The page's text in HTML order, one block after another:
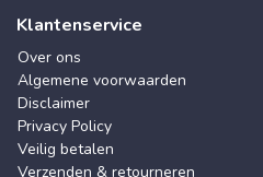
Klantenservice
Over ons
Algemene voorwaarden
Disclaimer
Privacy Policy
Veilig betalen
Verzenden & retourneren